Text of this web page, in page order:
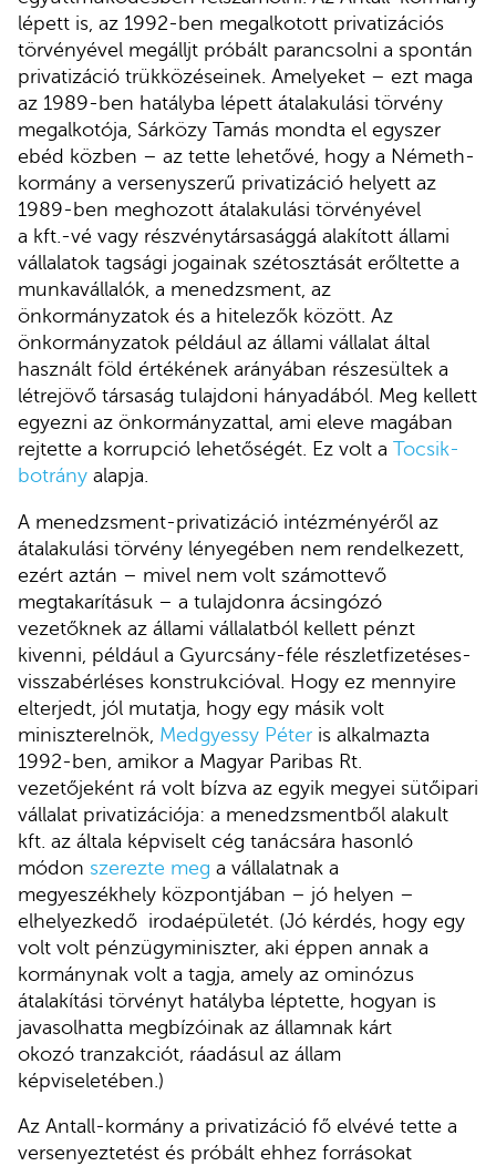
lépett is, az 1992-ben megalkotott privatizációs
törvényével megálljt próbált parancsolni a spontán
privatizáció trükközéseinek. Amelyeket – ezt maga
az 1989-ben hatályba lépett átalakulási törvény
megalkotója, Sárközy Tamás mondta el egyszer
ebéd közben – az tette lehetővé, hogy a Németh-
kormány a versenyszerű privatizáció helyett az
1989-ben meghozott átalakulási törvényével
a kft.-vé vagy részvénytársasággá alakított állami
vállalatok tagsági jogainak szétosztását erőltette a
munkavállalók, a menedzsment, az
önkormányzatok és a hitelezők között. Az
önkormányzatok például az állami vállalat által
használt föld értékének arányában részesültek a
létrejövő társaság tulajdoni hányadából. Meg kellett
egyezni az önkormányzattal, ami eleve magában
rejtette a korrupció lehetőségét. Ez volt a Tocsik-
botrány alapja.
A menedzsment-privatizáció intézményéről az
átalakulási törvény lényegében nem rendelkezett,
ezért aztán – mivel nem volt számottevő
megtakarításuk – a tulajdonra ácsingózó
vezetőknek az állami vállalatból kellett pénzt
kivenni, például a Gyurcsány-féle részletfizetéses-
visszabérléses konstrukcióval. Hogy ez mennyire
elterjedt, jól mutatja, hogy egy másik volt
miniszterelnök, Medgyessy Péter is alkalmazta
1992-ben, amikor a Magyar Paribas Rt.
vezetőjeként rá volt bízva az egyik megyei sütőipari
vállalat privatizációja: a menedzsmentből alakult
kft. az általa képviselt cég tanácsára hasonló
módon szerezte meg a vállalatnak a
megyeszékhely központjában – jó helyen –
elhelyezkedő irodaépületét. (Jó kérdés, hogy egy
volt volt pénzügyminiszter, aki éppen annak a
kormánynak volt a tagja, amely az ominózus
átalakítási törvényt hatályba léptette, hogyan is
javasolhatta megbízóinak az államnak kárt
okozó tranzakciót, ráadásul az állam
képviseletében.)
Az Antall-kormány a privatizáció fő elvévé tette a
versenyeztetést és próbált ehhez forrásokat